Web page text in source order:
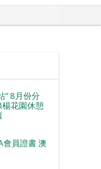
” 8月份分
花園休憩
會員證書 澳